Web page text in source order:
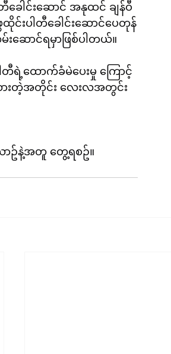
ါင်းဆောင် အနုထင် ချန်ဝီ
ပါတီခေါင်းဆောင်ပေတုန်
းဆောင်ရမှာဖြစ်ပါတယ်။
ထောက်ခံမဲပေးမှု ကြောင့်
ားတဲ့အတိုင်း လေးလအတွင်း
ာဥ်နဲ့အတူ တွေ့ရစဥ်။